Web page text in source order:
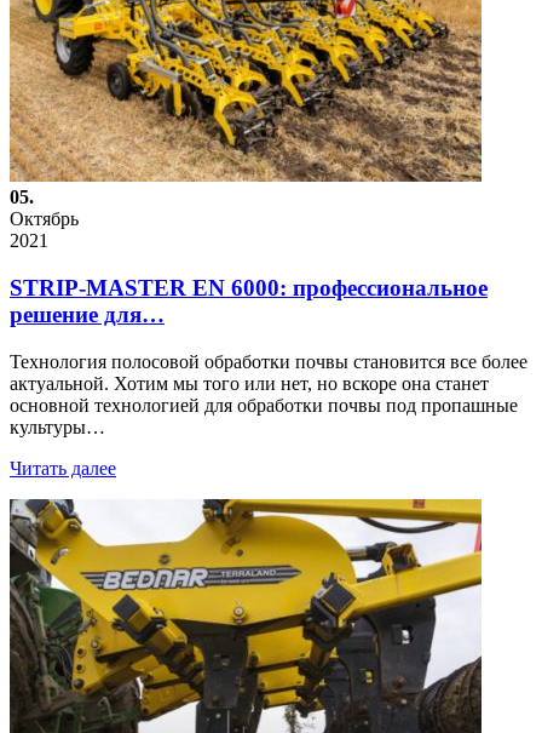
05.
Октябрь
2021
STRIP-MASTER EN 6000: профессиональное
решение для…
Технология полосовой обработки почвы становится все более
актуальной. Хотим мы того или нет, но вскоре она станет
основной технологией для обработки почвы под пропашные
культуры…
Читать далее